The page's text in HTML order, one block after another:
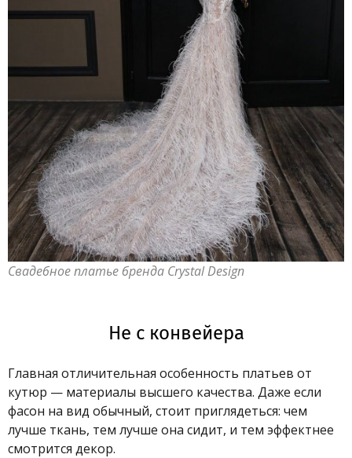
Свадебное платье бренда Crystal Design
Не с конвейера
Главная отличительная особенность платьев от
кутюр — материалы высшего качества. Даже если
фасон на вид обычный, стоит приглядеться: чем
лучше ткань, тем лучше она сидит, и тем эффектнее
смотрится декор.